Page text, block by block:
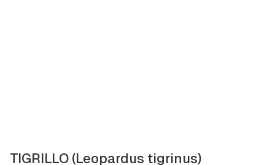
TIGRILLO (Leopardus tigrinus)